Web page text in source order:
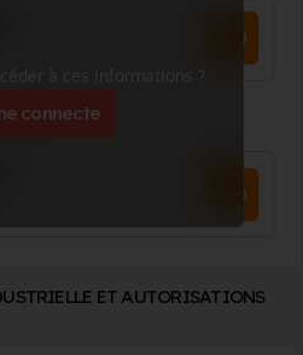
à ces informations ?
connecte
ET AUTORISATIONS